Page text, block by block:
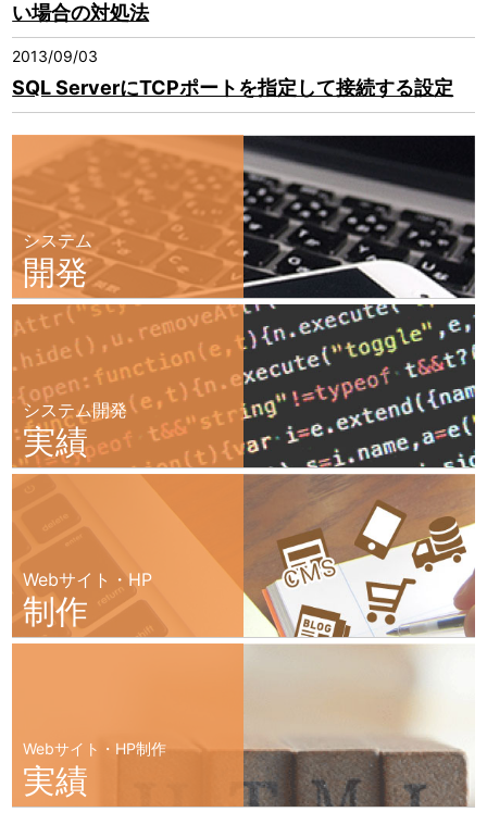
い場合の対処法
2013/09/03
SQL ServerにTCPポートを指定して接続する設定
システム
開発
システム開発
実績
Webサイト・HP
制作
Webサイト・HP制作
実績